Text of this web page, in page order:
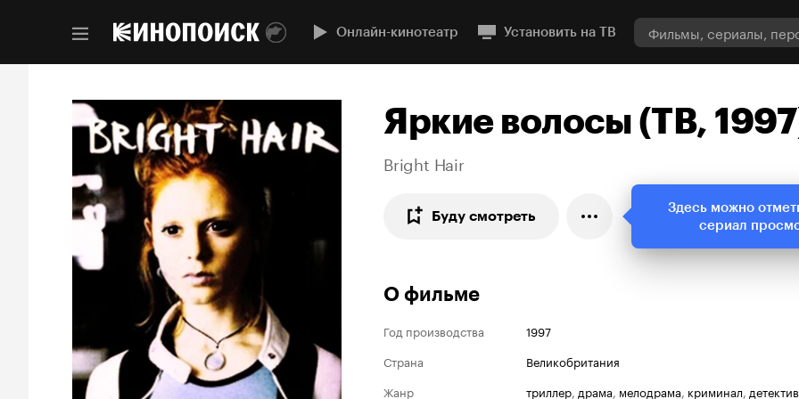
Онлайн-кинотеатр Установить на ТВ
Яркие волосы (ТВ,
Bright Hair
Буду смотреть
О фильме
Год производства
1997
Страна
Великобритания
Жанр
триллер, драма, мелодрама, криминал, детектив
Здесь можно
сериал